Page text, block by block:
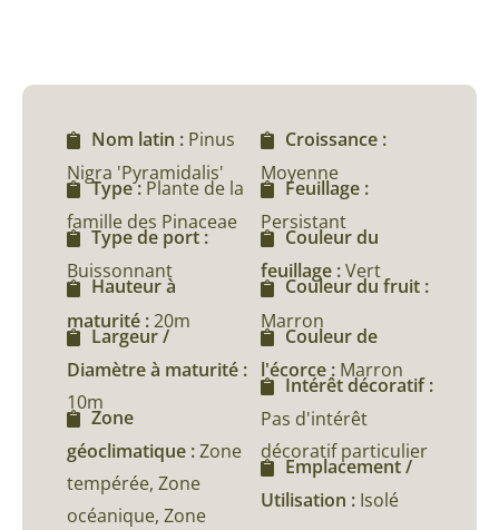
Nom latin : Pinus
Nigra 'Pyramidalis'
Type : Plante de la
famille des Pinaceae
Type de port :
Buissonnant
Hauteur à
maturité :20m
Largeur /
Diamètre à maturité :
10m
Zone
géoclimatique :Zone
tempérée, Zone
océanique, Zone
Croissance :
Moyenne
Feuillage :
Persistant
Couleur du
feuillage :Vert
Couleur du fruit :
Marron
Couleur de
l'écorce : Marron
Intérêt décoratif :
Pas d'intérêt
décoratif particulier
Emplacement /
Utilisation : Isolé